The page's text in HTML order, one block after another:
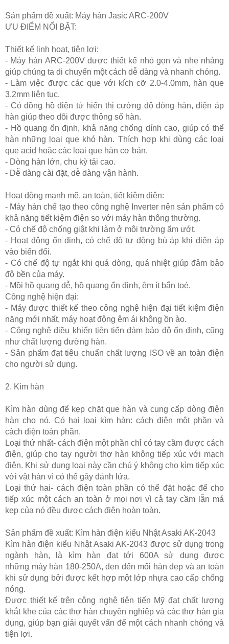
Sản phẩm đề xuất: Máy hàn Jasic ARC-200V
ƯU ĐIỂM NỔI BẬT:
Thiết kế linh hoạt, tiện lợi:
- Máy hàn ARC-200V được thiết kế nhỏ gọn và nhẹ nhàng
giúp chúng ta di chuyển một cách dễ dàng và nhanh chóng.
- Làm việc được các que với kích cỡ 2.0-4.0mm, hàn que
3.2mm liên tục.
- Có đồng hồ điện tử hiển thị cường độ dòng hàn, điện áp
hàn giúp theo dõi được thông số hàn.
- Hồ quang ổn định, khả năng chống dính cao, giúp có thể
hàn những loại que khó hàn. Thích hợp khi dùng các loại
que acid hoặc các loại que hàn cơ bản.
- Dòng hàn lớn, chu kỳ tải cao.
- Dễ dàng cài đặt, dễ dàng vận hành.
Hoạt động mạnh mẽ, an toàn, tiết kiệm điện:
- Máy hàn chế tạo theo công nghệ Inverter nên sản phẩm có
khả năng tiết kiệm điện so với máy hàn thông thường.
- Có chế độ chống giật khi làm ở môi trường ẩm ướt.
- Hoạt động ổn định, có chế độ tự động bù áp khi điện áp
vào biến đổi.
- Có chế độ tự ngắt khi quá dòng, quá nhiệt giúp đảm bảo
độ bền của máy.
- Mồi hồ quang dễ, hồ quang ổn định, êm ít bắn toé.
Công nghệ hiện đại:
- Máy được thiết kế theo công nghệ hiện đại tiết kiệm điện
năng mới nhất, máy hoạt động êm ái không ồn ào.
- Công nghệ điều khiển tiên tiến đảm bảo độ ổn định, cũng
như chất lượng đường hàn.
- Sản phẩm đạt tiêu chuẩn chất lượng ISO về an toàn điện
cho người sử dụng.
2. Kìm hàn
Kìm hàn dùng để kẹp chặt que hàn và cung cấp dòng điện
hàn cho nó. Có hai loại kìm hàn: cách điện một phần và
cách điện toàn phần.
Loại thứ nhất- cách điện một phần chỉ có tay cầm được cách
điện, giúp cho tay người thợ hàn không tiếp xúc với mạch
điện. Khi sử dụng loại này cần chú ý không cho kìm tiếp xúc
với vật hàn vì có thể gây đánh lửa.
Loại thứ hai- cách điện toàn phần có thể đặt hoặc để cho
tiếp xúc một cách an toàn ở mọi nơi vì cả tay cầm lẫn má
kẹp của nó đều được cách điện hoàn toàn.
Sản phẩm đề xuất: Kìm hàn điện kiểu Nhật Asaki AK-2043
Kìm hàn điện kiểu Nhật Asaki AK-2043 được sử dụng trong
ngành hàn, là kìm hàn đạt tới 600A sử dụng được
những máy hàn 180-250A, đen đến mối hàn đẹp và an toàn
khi sử dụng bởi được kết hợp một lớp nhựa cao cấp chống
nóng.
Được thiết kế trên công nghệ tiên tiến Mỹ đạt chất lượng
khắt khe của các thợ hàn chuyên nghiệp và các thợ hàn gia
dụng, giúp bạn giải quyết vấn đế một cách nhanh chóng và
tiện lợi.